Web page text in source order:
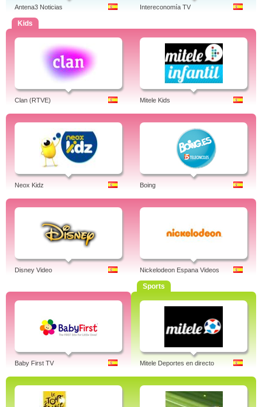
Antena3 Noticias Intereconomía TV
Kids
Clan (RTVE) Mitele Kids
Neox Kidz Boing
Disney Video Nickelodeon Espana Videos
Baby First TV
Sports
Mitele Deportes en directo